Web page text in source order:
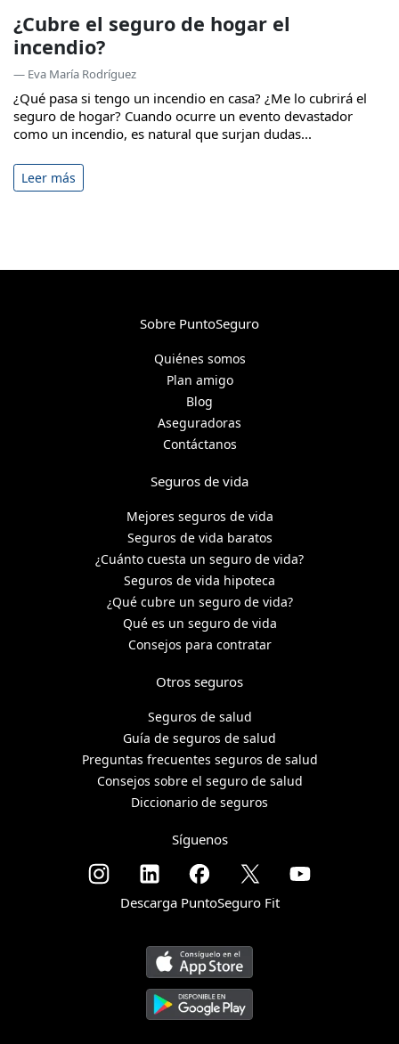
¿Cubre el seguro de hogar el
incendio?
— Eva María Rodríguez
¿Qué pasa si tengo un incendio en casa? ¿Me lo cubrirá el
seguro de hogar? Cuando ocurre un evento devastador
como un incendio, es natural que surjan dudas...
Leer más
Sobre PuntoSeguro
Quiénes somos
Plan amigo
Blog
Aseguradoras
Contáctanos
Seguros de vida
Mejores seguros de vida
Seguros de vida baratos
¿Cuánto cuesta un seguro de vida?
Seguros de vida hipoteca
¿Qué cubre un seguro de vida?
Qué es un seguro de vida
Consejos para contratar
Otros seguros
Seguros de salud
Guía de seguros de salud
Preguntas frecuentes seguros de salud
Consejos sobre el seguro de salud
Diccionario de seguros
Síguenos
Descarga PuntoSeguro Fit